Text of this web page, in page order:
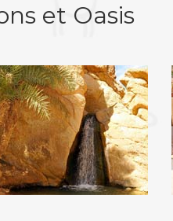
et Oasis